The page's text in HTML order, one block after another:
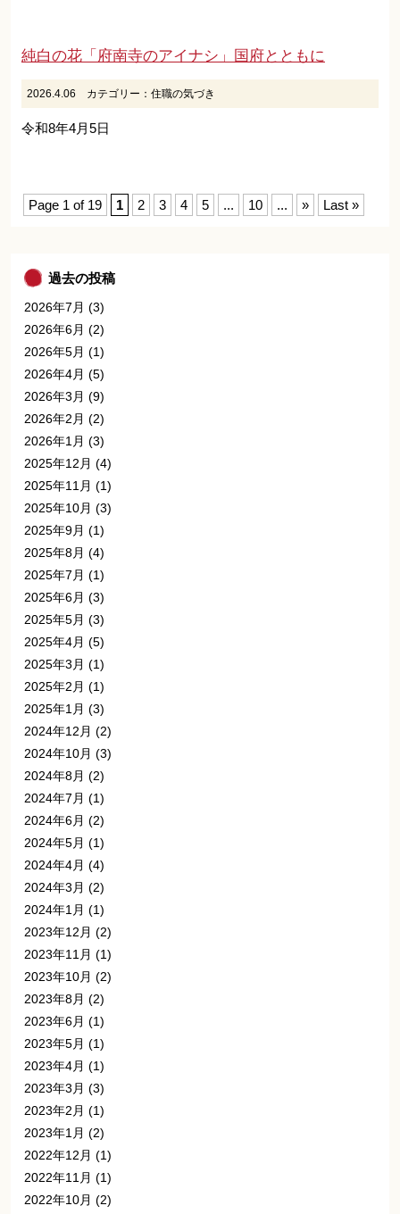
純白の花「府南寺のアイナシ」国府とともに
2026.4.06 カテゴリー：住職の気づき
令和8年4月5日
Page 1 of 19 1 2 3 4 5 ... 10 ... » Last »
過去の投稿
2026年7月 (3)
2026年6月 (2)
2026年5月 (1)
2026年4月 (5)
2026年3月 (9)
2026年2月 (2)
2026年1月 (3)
2025年12月 (4)
2025年11月 (1)
2025年10月 (3)
2025年9月 (1)
2025年8月 (4)
2025年7月 (1)
2025年6月 (3)
2025年5月 (3)
2025年4月 (5)
2025年3月 (1)
2025年2月 (1)
2025年1月 (3)
2024年12月 (2)
2024年10月 (3)
2024年8月 (2)
2024年7月 (1)
2024年6月 (2)
2024年5月 (1)
2024年4月 (4)
2024年3月 (2)
2024年1月 (1)
2023年12月 (2)
2023年11月 (1)
2023年10月 (2)
2023年8月 (2)
2023年6月 (1)
2023年5月 (1)
2023年4月 (1)
2023年3月 (3)
2023年2月 (1)
2023年1月 (2)
2022年12月 (1)
2022年11月 (1)
2022年10月 (2)